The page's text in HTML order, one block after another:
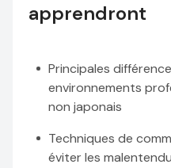
apprendront
Principales
environnements
non japonais
Techniques de
éviter les